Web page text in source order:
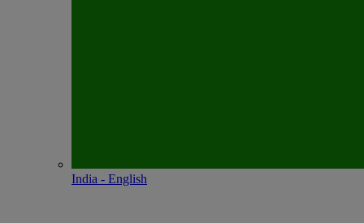
India - English